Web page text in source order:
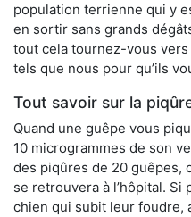
population terrienne qui y
en sortir sans grands
tout cela tournez-vous
tels que nous pour qu’ils
Tout savoir sur la
Quand une guêpe vous
10 microgrammes de son
des piqûres de 20 guêpes,
se retrouvera à l’hôpital. Si
chien qui subit leur foudre,